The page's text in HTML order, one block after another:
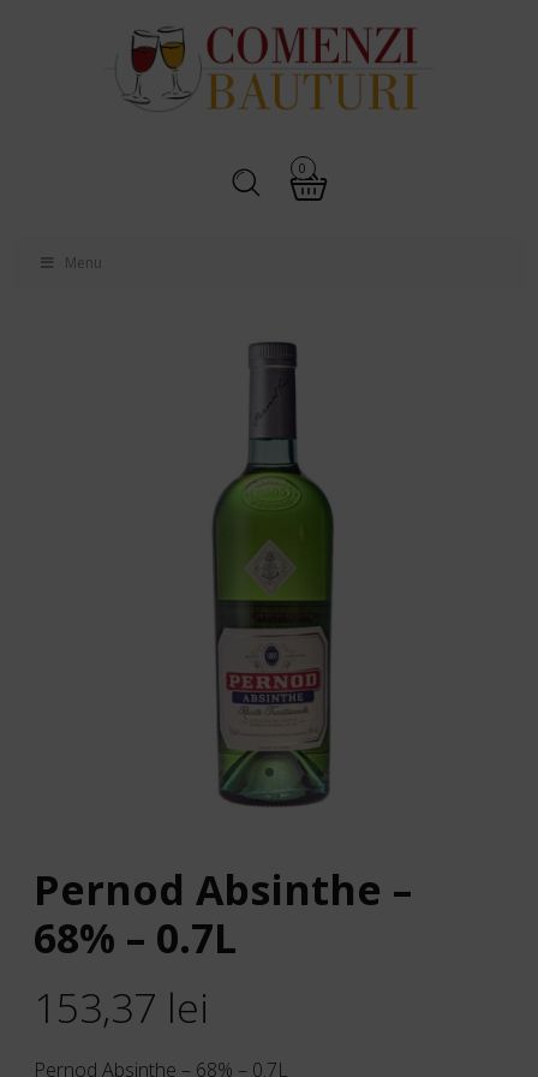
0
Menu
Pernod Absinthe –
68% – 0.7L
153,37 lei
Pernod Absinthe – 68% – 0.7L